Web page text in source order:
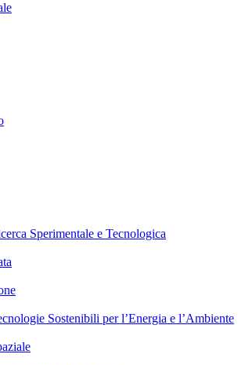
Sperimentale e Tecnologica
Sostenibili per l’Energia e l’Ambiente